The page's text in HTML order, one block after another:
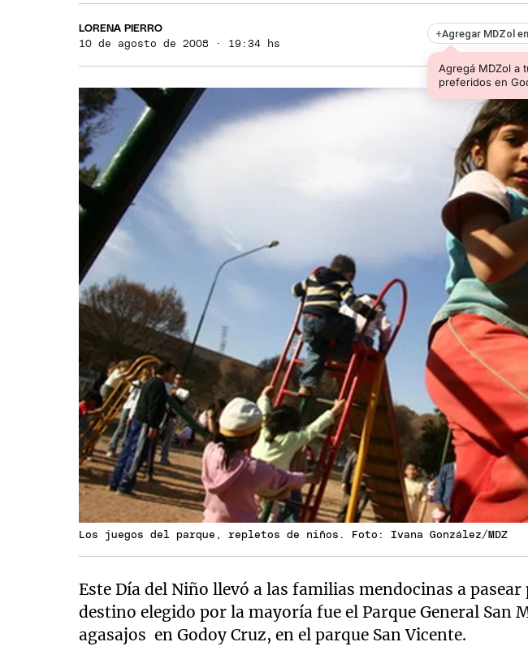
LORENA PIERRO
10 de agosto de 2008 · 19:34 hs
+Agregar MDZol en
Agregá MDZol a
preferidos en
Los juegos del parque, repletos de niños. Foto: Ivana González/MDZ
Este Día del Niño llevó a las familias mendocinas a pasear
destino elegido por la mayoría fue el Parque General San
agasajos en Godoy Cruz, en el parque San Vicente.